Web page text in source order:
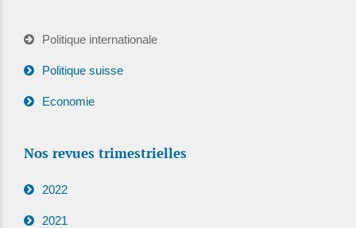
Politique internationale
Politique suisse
Economie
Nos revues trimestrielles
2022
2021